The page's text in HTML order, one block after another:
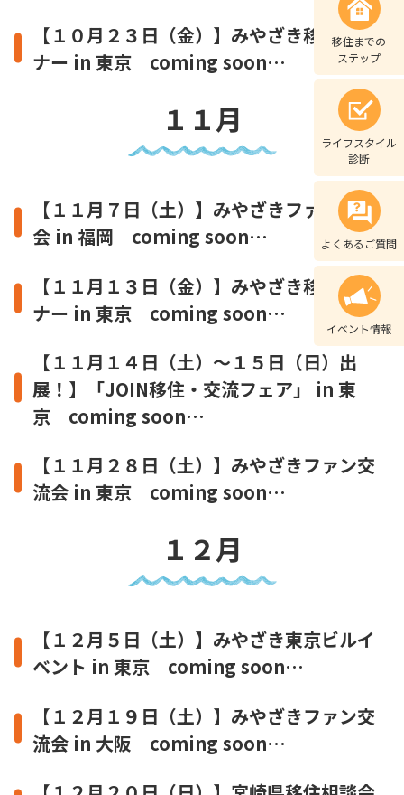
【１０月２３日（金）】みやざき移住セミ
ナー in 東京 coming soon…
１１月
【１１月７日（土）】みやざきファン交流
会 in 福岡 coming soon…
【１１月１３日（金）】みやざき移住セミ
ナー in 東京 coming soon…
【１１月１４日（土）～１５日（日）出
展！】「JOIN移住・交流フェア」 in 東
京 coming soon…
【１１月２８日（土）】みやざきファン交
流会 in 東京 coming soon…
１２月
【１２月５日（土）】みやざき東京ビルイ
ベント in 東京 coming soon…
【１２月１９日（土）】みやざきファン交
流会 in 大阪 coming soon…
移住までの
ステップ
ライフスタイル
診断
よくあるご質問
イベント情報